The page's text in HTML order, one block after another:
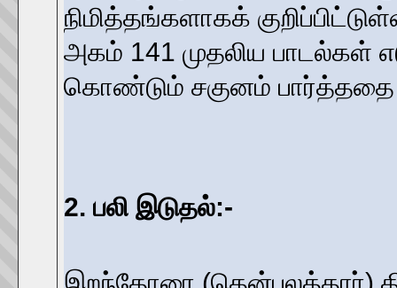
நிமித்தங்களாகக்
அகம் 141 முதலிய பாடல்கள்
கொண்டும் சகுனம் பார்த்ததை
2. பலி இடுதல்:-
இறந்தோரை (தென்புலத்தார்)